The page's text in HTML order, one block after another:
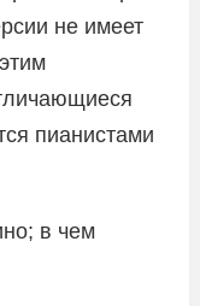
не имеет
пианистами
в чем